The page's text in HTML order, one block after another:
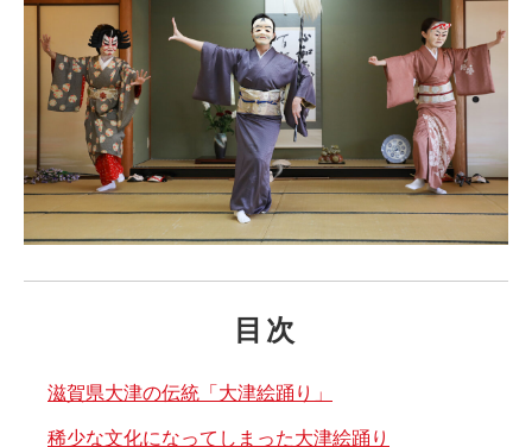
目次
滋賀県大津の伝統「大津絵踊り」
稀少な文化になってしまった大津絵踊り